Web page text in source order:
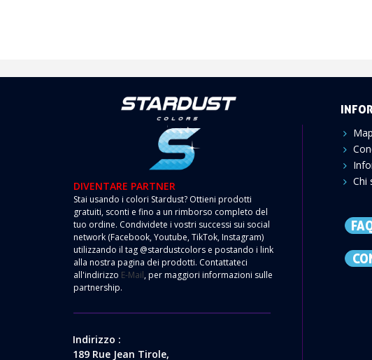
DIVENTARE PARTNER
Stai usando i colori Stardust? Ottieni prodotti
gratuiti, sconti e fino a un rimborso completo del
tuo ordine. Condividete i vostri successi sui social
network (Facebook, Youtube, TikTok, Instagram)
utilizzando il tag @stardustcolors e postando i link
alla nostra pagina dei prodotti. Contattateci
all'indirizzo E-Mail, per maggiori informazioni sulle
partnership.
Indirizzo :
189 Rue Jean Tirole,
Chi